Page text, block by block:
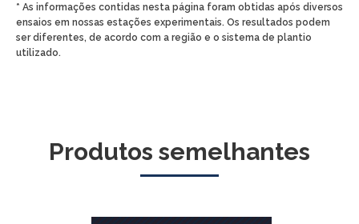
* As informações contidas nesta página foram obtidas após diversos
ensaios em nossas estações experimentais. Os resultados podem
ser diferentes, de acordo com a região e o sistema de plantio
utilizado.
Produtos semelhantes